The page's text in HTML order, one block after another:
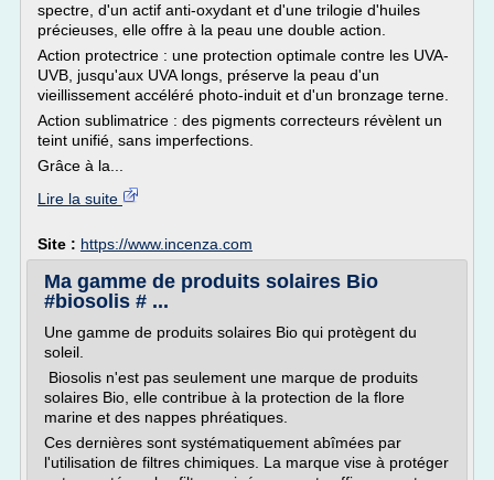
spectre, d'un actif anti-oxydant et d'une trilogie d'huiles
précieuses, elle offre à la peau une double action.
Action protectrice : une protection optimale contre les UVA-
UVB, jusqu'aux UVA longs, préserve la peau d'un
vieillissement accéléré photo-induit et d'un bronzage terne.
Action sublimatrice : des pigments correcteurs révèlent un
teint unifié, sans imperfections.
Grâce à la...
Lire la suite
Site : https://www.incenza.com
Ma gamme de produits solaires Bio
#biosolis # ...
Une gamme de produits solaires Bio qui protègent du
soleil.
Biosolis n'est pas seulement une marque de produits
solaires Bio, elle contribue à la protection de la flore
marine et des nappes phréatiques.
Ces dernières sont systématiquement abîmées par
l'utilisation de filtres chimiques. La marque vise à protéger